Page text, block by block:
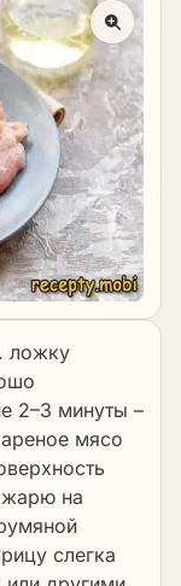
ложку
2–3 минуты –
мясо
жарю на
слегка